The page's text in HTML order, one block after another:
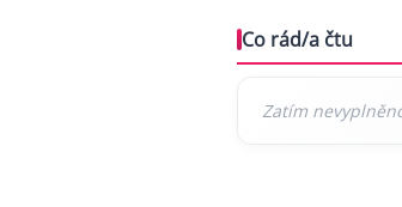
Co rád/a čtu